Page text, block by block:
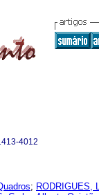
4012
; RODRIGUES,